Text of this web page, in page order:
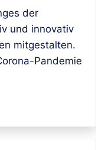
der
und innovativ
mitgestalten.
Pandemie